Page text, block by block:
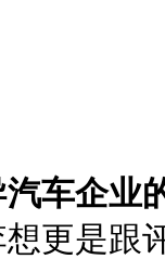
车企业
更是跟